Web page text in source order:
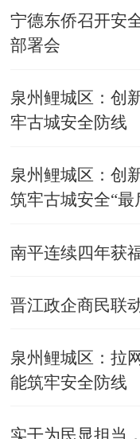
宁德东侨召开安
部署会
泉州鲤城区：创
牢古城安全防线
泉州鲤城区：创
筑牢古城安全“最
南平连续四年获
晋江政企商民联
泉州鲤城区：拉
能筑牢安全防线
实干为民显担当